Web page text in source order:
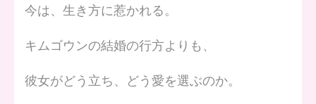
今は、生き方に惹かれる。
キムゴウンの結婚の行方よりも、
彼女がどう立ち、どう愛を選ぶのか。